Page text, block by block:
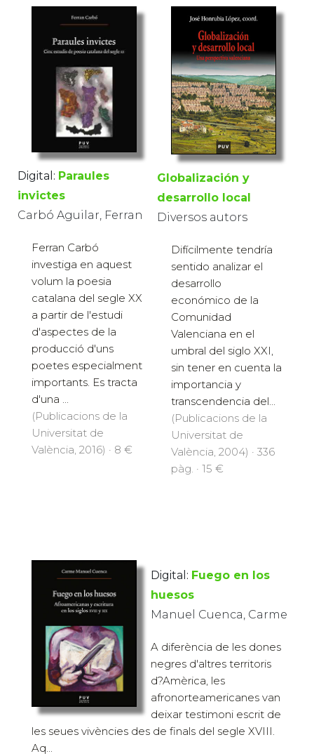
Digital: Paraules
invictes
Carbó Aguilar, Ferran
Ferran Carbó
investiga en aquest
volum la poesia
catalana del segle XX
a partir de l'estudi
d'aspectes de la
producció d'uns
poetes especialment
importants. Es tracta
d'una ...
(Publicacions de la
Universitat de
València, 2016) · 8 €
Globalización y
desarrollo local
Diversos autors
Difícilmente tendría
sentido analizar el
desarrollo
económico de la
Comunidad
Valenciana en el
umbral del siglo XXI,
sin tener en cuenta la
importancia y
transcendencia del...
(Publicacions de la
Universitat de
València, 2004) · 336
pàg. · 15 €
Digital: Fuego en los
huesos
Manuel Cuenca, Carme
A diferència de les dones
negres d'altres territoris
d?Amèrica, les
afronorteamericanes van
deixar testimoni escrit de
les seues vivències des de finals del segle XVIII.
Aq...